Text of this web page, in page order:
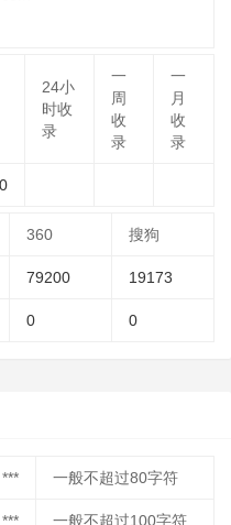
24小
时收
录
一
周
收
录
一
月
收
录
360 搜狗
79200 19173
0 0
*** 一般不超过80字符
*** 一般不超过100字符